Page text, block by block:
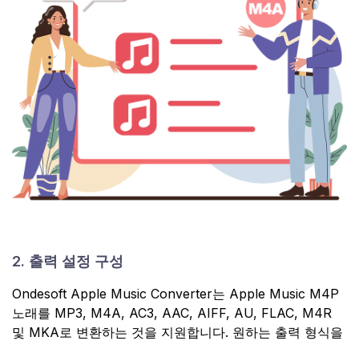
2. 출력 설정 구성
Ondesoft Apple Music Converter는 Apple Music M4P
노래를 MP3, M4A, AC3, AAC, AIFF, AU, FLAC, M4R
및 MKA로 변환하는 것을 지원합니다. 원하는 출력 형식을